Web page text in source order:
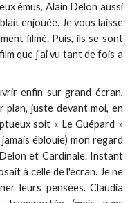
émus, Alain Delon aussi
enjouée. Je vous laisse
filmé. Puis, ils se sont
que j'ai vu tant de fois a
enfin sur grand écran,
juste devant moi, en
soit « Le Guépard »
éblouie) mon regard
et Cardinale. Instant
à celle de l'écran. Je ne
leurs pensées. Claudia